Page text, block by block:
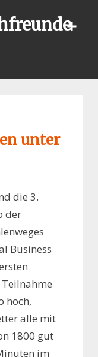
unter
die 3.
der
Business
hoch,
alle mit
1800 gut
im